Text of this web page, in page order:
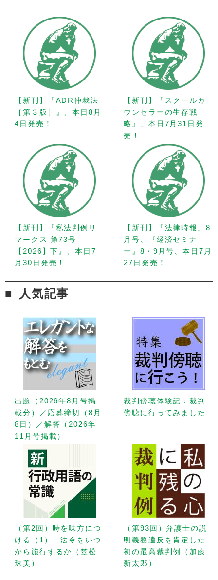
【新刊】『ADR仲裁法
［第３版］』、本日8月
4日発売！
【新刊】『スクールカ
ウンセラーの生存戦
略』、本日7月31日発
売！
【新刊】『私法判例リ
マークス 第73号
【2026】下』、本日7
月30日発売！
【新刊】『法律時報』8
月号、『経済セミナ
ー』8・9月号、本日7月
27日発売！
人気記事
出題（2026年8月号掲
載分）／応募締切（8月
8日）／解答（2026年
11月号掲載）
裁判傍聴体験記：裁判
傍聴に行ってみました
（第2回）時を味方につ
ける（1）—法令をいつ
から施行するか（笠松
珠美）
（第93回）弁護士の説
明義務違反を肯定した
初の最高裁判例（加藤
新太郎）